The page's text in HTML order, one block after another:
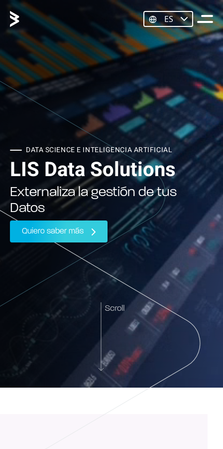
ES
DATA SCIENCE E INTELIGENCIA ARTIFICIAL
LIS Data Solutions
Externaliza la gestión de tus
Datos
Quiero saber más